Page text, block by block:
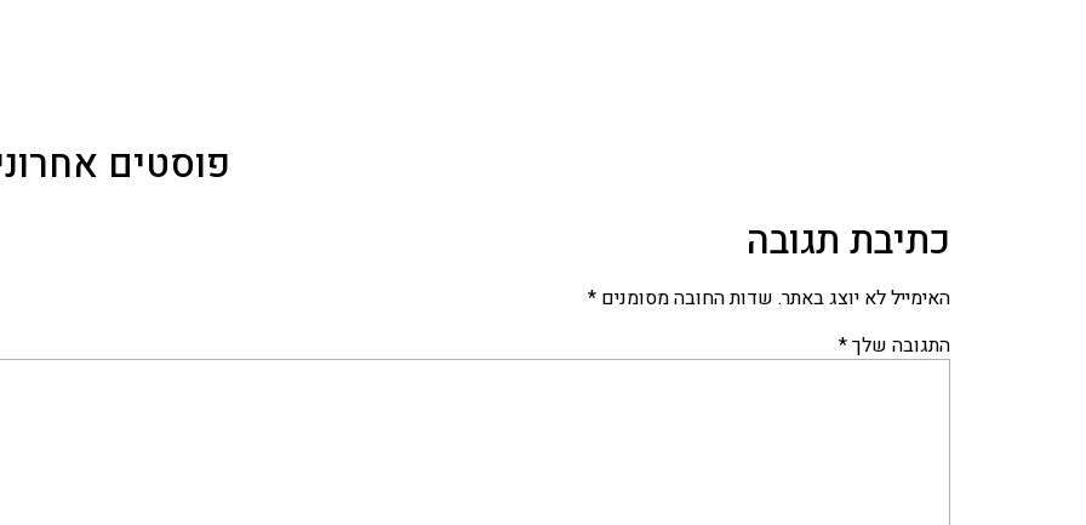
פוסטים
כתיבת תגובה
האימייל לא יוצג באתר. שדות החובה מסומנים *
התגובה שלך*